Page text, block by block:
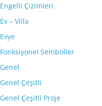
Engelli Çizimleri
Ev – Villa
Evye
Fonksiyonel Semboller
Genel
Genel Çeşitli
Genel Çeşitli Proje